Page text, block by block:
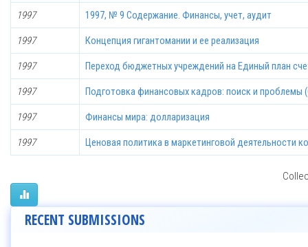
1997 1997, № 9 Содержание. Финансы, учет, аудит
1997 Концепция гигантомании и ее реализация
1997 Переход бюджетных учреждений на Единый план
1997 Подготовка финансовых кадров: поиск и проблемы
1997 Финансы мира: долларизация
1997 Ценовая политика в маркетинговой деятельности
RECENT SUBMISSIONS